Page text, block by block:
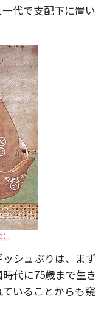
代で支配下に置い
シュぶりは、まず
代に75歳まで生き
いることからも窺